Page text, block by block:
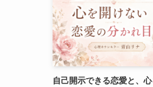
自己開示できる恋愛と、